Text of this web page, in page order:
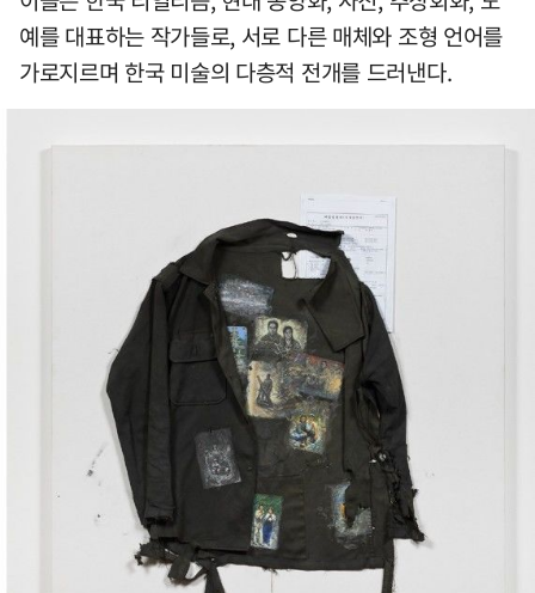
예를 대표하는 작가들로, 서로 다른 매체와 조형 언어를
가로지르며 한국 미술의 다층적 전개를 드러낸다.